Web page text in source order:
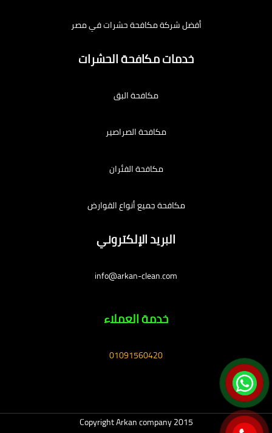
أفضل شركة مكافحة حشرات في مصر
خدمات مكافحة الحشرات
مكافحة البق
مكافحة الصراصير
مكافحة الفئران
مكافحة جميع أنواع القوارض
البريد الإلكتروني
info@arkan-clean.com
خدمة العملاء
01091560420
Copyright Arkan company 2015